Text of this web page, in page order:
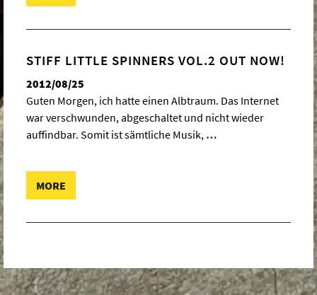
STIFF LITTLE SPINNERS VOL.2 OUT NOW!
2012/08/25
Guten Morgen, ich hatte einen Albtraum. Das Internet
war verschwunden, abgeschaltet und nicht wieder
auffindbar. Somit ist sämtliche Musik, …
MORE